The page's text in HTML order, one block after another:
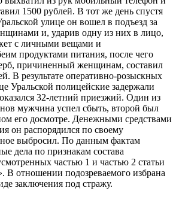
1500 рублей. В тот же день спустя
улице он вошел в подъезд за
и, ударив одну из них в лицо,
с личными вещами и
продуктами питания, после чего
причиненный женщинам, составил
В результате оперативно-розыскных
Уральской полицейские задержали
32-летний приезжий. Один из
мужчина успел сбыть, второй был
его досмотре. Денежными средствами
он распорядился по своему
выбросил. По данным фактам
дела по признакам состава
частью 1 и частью 2 статьи
отношении подозреваемого избрана
заключения под стражу.